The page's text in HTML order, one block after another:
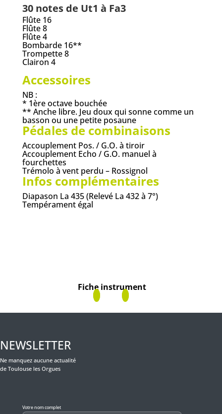
30 notes de Ut1 à Fa3
Flûte 16
Flûte 8
Flûte 4
Bombarde 16**
Trompette 8
Clairon 4
Accessoires
NB :
* 1ère octave bouchée
** Anche libre. Jeu doux qui sonne comme un
basson ou une petite posaune
Pédales de combinaisons
Accouplement Pos. / G.O. à tiroir
Accouplement Echo / G.O. manuel à
fourchettes
Trémolo à vent perdu – Rossignol
Infos complémentaires
Diapason La 435 (Relevé La 432 à 7°)
Tempérament égal
Fiche instrument
NEWSLETTER
Ne manquez aucune actualité
de Toulouse les Orgues
Votre nom complet